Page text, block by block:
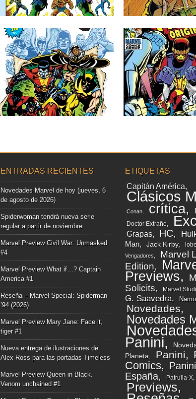
▶
07.06.22
RESEÑAS: LA PATRULLA-
X: OMNIGOLD 1:
«¡SEGUNDA GÉNESIS!»
(1975-1979)
Del paquete que dio inicio al Universo
Marvel, la Patrulla-X es...
▶
11.05.21
RESEÑAS: LA
X: OMNIGOLD
CENTINELAS…
VIVEN!» (1969-
INCLUYE: LA
(1972-1973)
Tras el muy flojo segundo
recoge las aventuras de...
ENTRADAS RECIENTES
Novedades Marvel de hoy (jueves, 6
de agosto de 2026)
Spiderwoman tendrá nueva serie
regular a partir de noviembre
Marvel Preview Civil War: Unmasked
#4
Marvel Preview What if…? Captain
America #1
Reseña – Marvel Special: Spiderman
’94 (2026)
Marvel Preview Mary Jane: Face it,
tiger #1
Nueva entrega de ilustraciones de
Alex Ross para las portadas Timeless
Marvel Preview Queen in Black.
Venom unchained #1
ETIQUETAS
Capitán América
Clásicos
Conan crítica
Doctor Extraño
Grapas HC
Man
Jack Kirby
Vengadores
Marvel
Edition
Previews
Solicits
Marvel
G. Saavedra
Novedades
Novedades
Panini
Planeta
Panini
Comics
España
Patrulla-X
Previews